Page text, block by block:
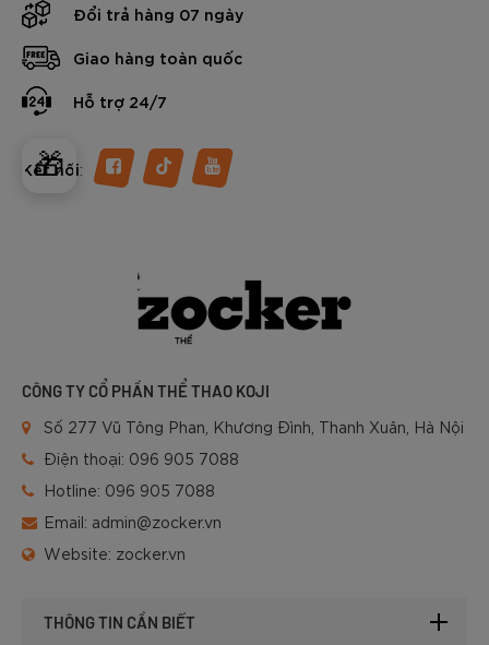
🎁
Đổi trả hàng 07 ngày
Giao hàng toàn quốc
Hỗ trợ 24/7
Kết nối:
CÔNG TY CỔ PHẦN THỂ THAO KOJI
Số 277 Vũ Tông Phan, Khương Đình, Thanh Xuân, Hà Nội
Điện thoại: 096 905 7088
Hotline: 096 905 7088
Email: admin@zocker.vn
Website: zocker.vn
THÔNG TIN CẦN BIẾT